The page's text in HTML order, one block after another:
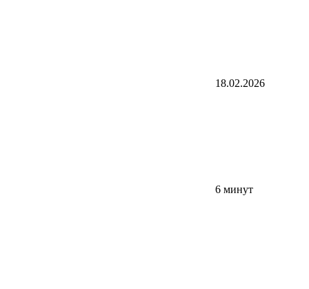
18.02.2026
6 минут